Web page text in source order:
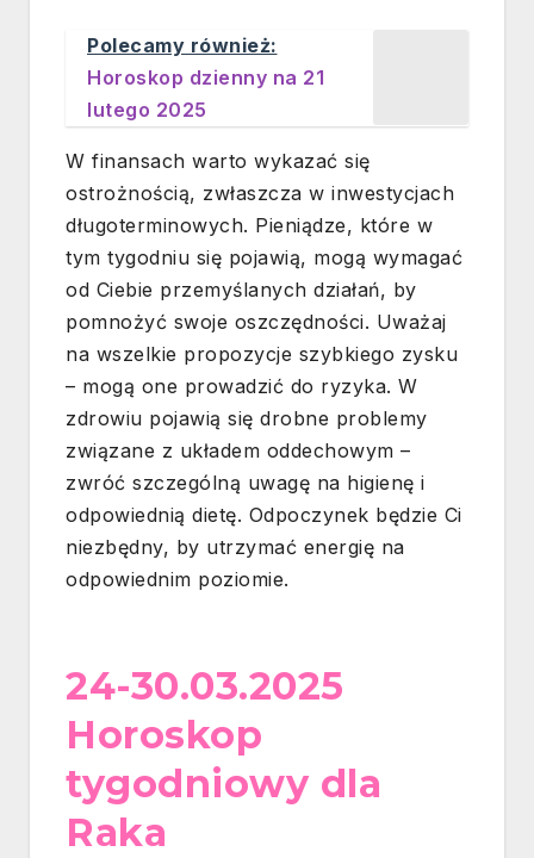
Polecamy również:
Horoskop dzienny na 21
lutego 2025
W finansach warto wykazać się
ostrożnością, zwłaszcza w inwestycjach
długoterminowych. Pieniądze, które w
tym tygodniu się pojawią, mogą wymagać
od Ciebie przemyślanych działań, by
pomnożyć swoje oszczędności. Uważaj
na wszelkie propozycje szybkiego zysku
– mogą one prowadzić do ryzyka. W
zdrowiu pojawią się drobne problemy
związane z układem oddechowym –
zwróć szczególną uwagę na higienę i
odpowiednią dietę. Odpoczynek będzie Ci
niezbędny, by utrzymać energię na
odpowiednim poziomie.
24-30.03.2025
Horoskop
tygodniowy dla
Raka